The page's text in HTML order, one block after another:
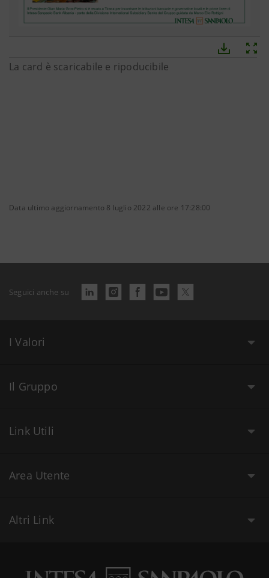
La card è scaricabile e ripoducibile
Data ultimo aggiornamento 8 luglio 2022 alle ore 17:28:00
Seguici anche su
I Valori
Il Gruppo
Link Utili
Area Utente
Altri Link